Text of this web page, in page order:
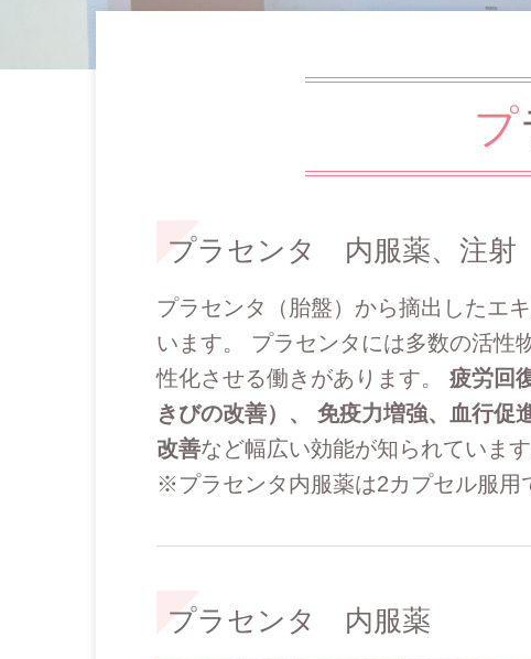
プ
プラセンタ 内服薬、注射
プラセンタ（胎盤）から摘出したエ
います。 プラセンタには多数の活性
性化させる働きがあります。 疲労回
きびの改善）、 免疫力増強、血行促
改善など幅広い効能が知られています
※プラセンタ内服薬は2カプセル服用
プラセンタ 内服薬